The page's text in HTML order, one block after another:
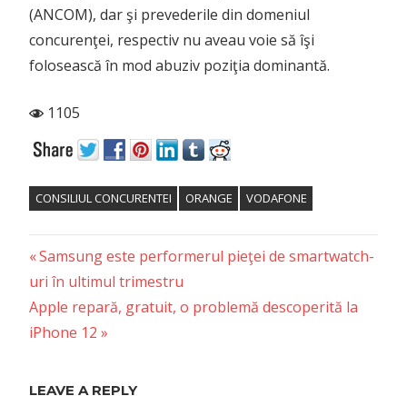
(ANCOM), dar şi prevederile din domeniul
concurenţei, respectiv nu aveau voie să îşi
folosească în mod abuziv poziţia dominantă.
1105
CONSILIUL CONCURENTEI ORANGE VODAFONE
Post
navigation
Previous
Post:
Samsung este performerul pieţei de smartwatch-
uri în ultimul trimestru
Next
Post:
Apple repară, gratuit, o problemă descoperită la
iPhone 12
LEAVE A REPLY